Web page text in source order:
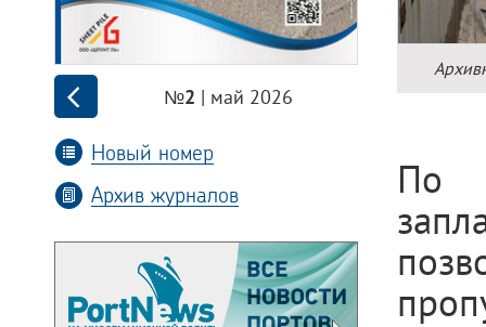
№2 | май 2026
Новый номер
Архив журналов
По